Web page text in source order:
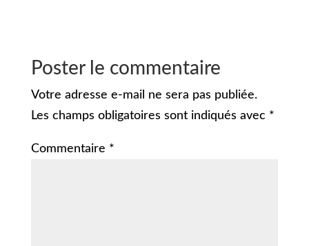
Poster le commentaire
Votre adresse e-mail ne sera pas publiée.
Les champs obligatoires sont indiqués avec *
Commentaire *